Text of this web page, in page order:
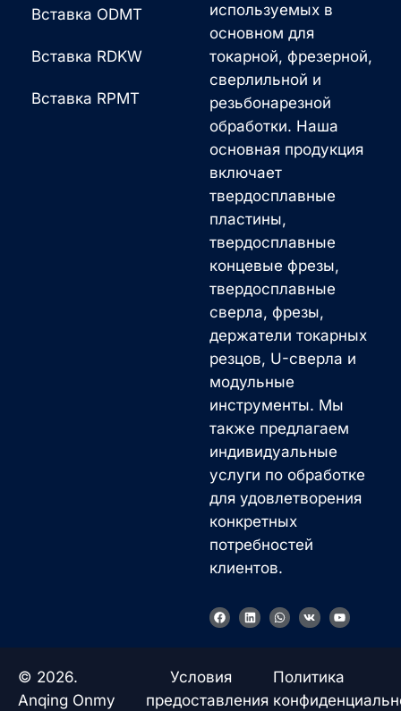
используемых в
основном для
токарной, фрезерной,
сверлильной и
резьбонарезной
обработки. Наша
основная продукция
включает
твердосплавные
пластины,
твердосплавные
концевые фрезы,
твердосплавные
сверла, фрезы,
держатели токарных
резцов, U-сверла и
модульные
инструменты. Мы
также предлагаем
индивидуальные
услуги по обработке
для удовлетворения
конкретных
потребностей
клиентов.
F
a
o
L
i
W
h
a
p
V
k
Y
o
e
Вставка ODMT
Вставка RDKW
Вставка RPMT
© 2026.
Anqing Onmy
Условия
предоставления
Политика